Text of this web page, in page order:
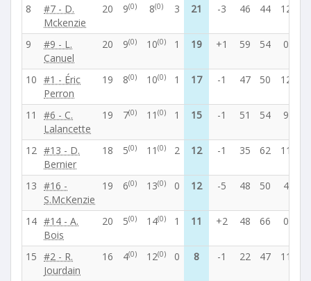
8
#7 - D.
Mckenzie
20 9(0) 8(0) 3 21 -3 46 44 12
9
#9 - L.
Canuel
20 9(0) 10(0) 1 19 +1 59 54 0
10 #1 - Éric
Perron
19 8(0) 10(0) 1 17 -1 47 50 12
11
#6 - C.
Lalancette
19 7(0) 11 (0) 1 15 -1 51 54 9
12 #13 - D.
Bernier
18 5(0) 11 (0) 2 12 -1 35 62 11
13 #16 -
S.McKenzie
19 6(0) 13(0) 0 12 -5 48 50 4
14 #14 - A.
Bois
20 5(0) 14(0) 1 11 +2 48 66 0
15 #2 - R.
Jourdain
16 4(0) 12(0) 0 8 -1 22 47 11